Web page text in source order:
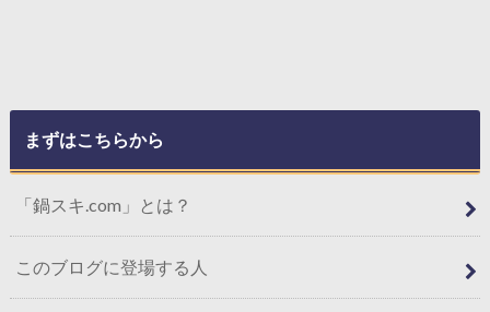
まずはこちらから
「鍋スキ.com」とは？
このブログに登場する人